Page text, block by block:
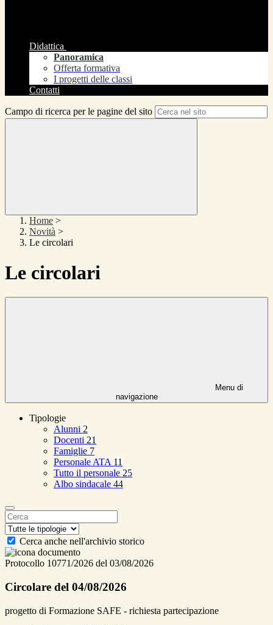
Didattica
Panoramica
Offerta formativa
I progetti delle classi
Contatti
Campo di ricerca per le pagine del sito
Home >
Novità >
Le circolari
Le circolari
Menu di
navigazione
Tipologie
Alunni 2
Docenti 21
Famiglie 7
Personale ATA 11
Tutto il personale 25
Albo sindacale 44
Cerca anche nell'archivio storico
Protocollo 10771/2026 del 03/08/2026
Circolare del 04/08/2026
progetto di Formazione SAFE - richiesta partecipazione